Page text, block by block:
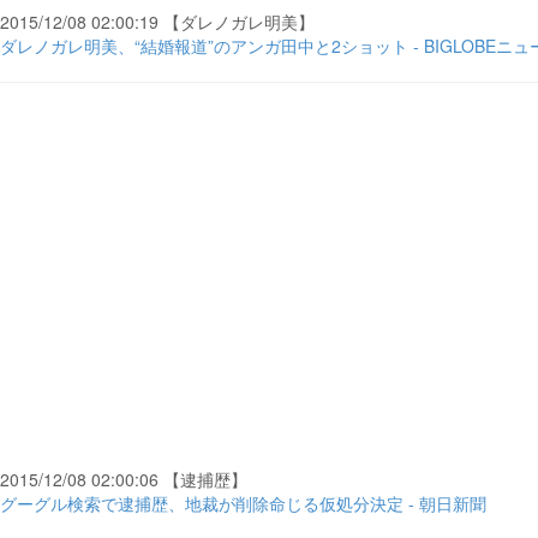
2015/12/08 02:00:19 【ダレノガレ明美】
ダレノガレ明美、“結婚報道”のアンガ田中と2ショット - BIGLOBEニュ
2015/12/08 02:00:06 【逮捕歴】
グーグル検索で逮捕歴、地裁が削除命じる仮処分決定 - 朝日新聞